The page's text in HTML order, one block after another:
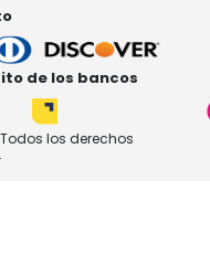
de los bancos
Todos los derechos